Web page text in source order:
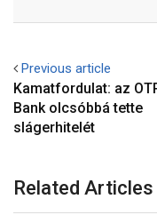
Previous article
Kamatfordulat: az
Bank olcsóbbá tette
slágerhitelét
Related Articles